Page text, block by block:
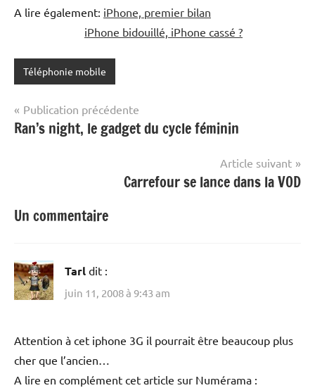
A lire également: iPhone, premier bilan
iPhone bidouillé, iPhone cassé ?
Téléphonie mobile
Navigation
de
Publication précédente
Ran’s night, le gadget du cycle féminin
Article suivant
Carrefour se lance dans la VOD
Un commentaire
Tarl dit :
juin 11, 2008 à 9:43 am
Attention à cet iphone 3G il pourrait être beaucoup plus
cher que l’ancien…
A lire en complément cet article sur Numérama :